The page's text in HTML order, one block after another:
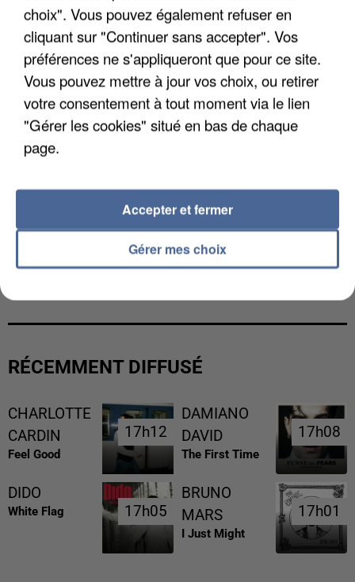
L’UN DES FONDATEURS SUPPOSÉS DE LA DZ
RÉCEMMENT DIFFUSÉ
CHARLOTTE
CARDIN
Feel Good
17h12
17h12
DAMIANO
DAVID
The First Time
17h08
17h08
DIDO
White Flag 17h05
17h05
BRUNO
MARS
I Just Might
17h01
17h01
choix". Vous pouvez également refuser en
cliquant sur "Continuer sans accepter". Vos
préférences ne s'appliqueront que pour ce site.
Vous pouvez mettre à jour vos choix, ou retirer
votre consentement à tout moment via le lien
"Gérer les cookies" situé en bas de chaque
page.
Gérer mes choix
Accepter et fermer